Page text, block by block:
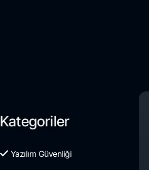
Kategoriler
Yazılım Güvenliği